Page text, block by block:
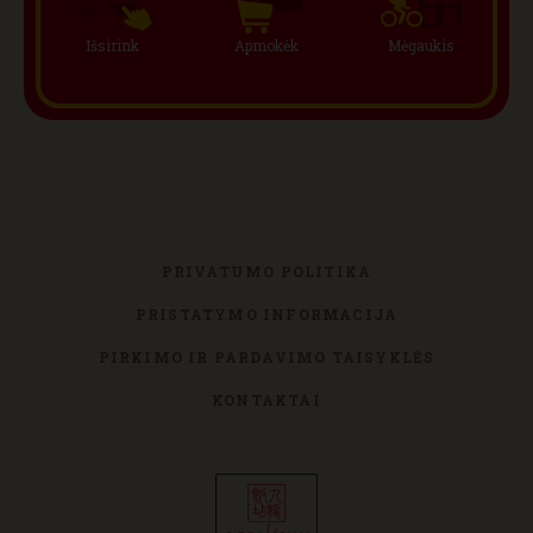
Išsirink Apmokėk Mėgaukis